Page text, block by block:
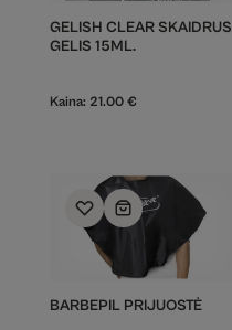
GELISH CLEAR SKAIDRUS
GELIS 15ML.
Kaina: 21.00 €
BARBEPIL PRIJUOSTĖ